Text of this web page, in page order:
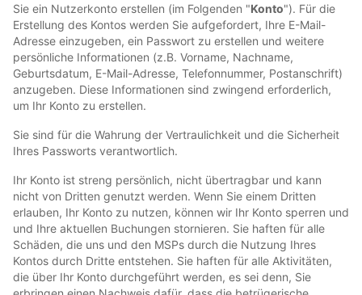
Sie ein Nutzerkonto erstellen (im Folgenden "Konto"). Für die
Erstellung des Kontos werden Sie aufgefordert, Ihre E-Mail-
Adresse einzugeben, ein Passwort zu erstellen und weitere
persönliche Informationen (z.B. Vorname, Nachname,
Geburtsdatum, E-Mail-Adresse, Telefonnummer, Postanschrift)
anzugeben. Diese Informationen sind zwingend erforderlich,
um Ihr Konto zu erstellen.
Sie sind für die Wahrung der Vertraulichkeit und die Sicherheit
Ihres Passworts verantwortlich.
Ihr Konto ist streng persönlich, nicht übertragbar und kann
nicht von Dritten genutzt werden. Wenn Sie einem Dritten
erlauben, Ihr Konto zu nutzen, können wir Ihr Konto sperren und
und Ihre aktuellen Buchungen stornieren. Sie haften für alle
Schäden, die uns und den MSPs durch die Nutzung Ihres
Kontos durch Dritte entstehen. Sie haften für alle Aktivitäten,
die über Ihr Konto durchgeführt werden, es sei denn, Sie